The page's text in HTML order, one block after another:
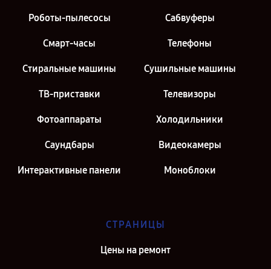
Роботы-пылесосы Сабвуферы
Смарт-часы Телефоны
Стиральные машины Сушильные машины
ТВ-приставки Телевизоры
Фотоаппараты Холодильники
Саундбары Видеокамеры
Интерактивные панели Моноблоки
СТРАНИЦЫ
Цены на ремонт